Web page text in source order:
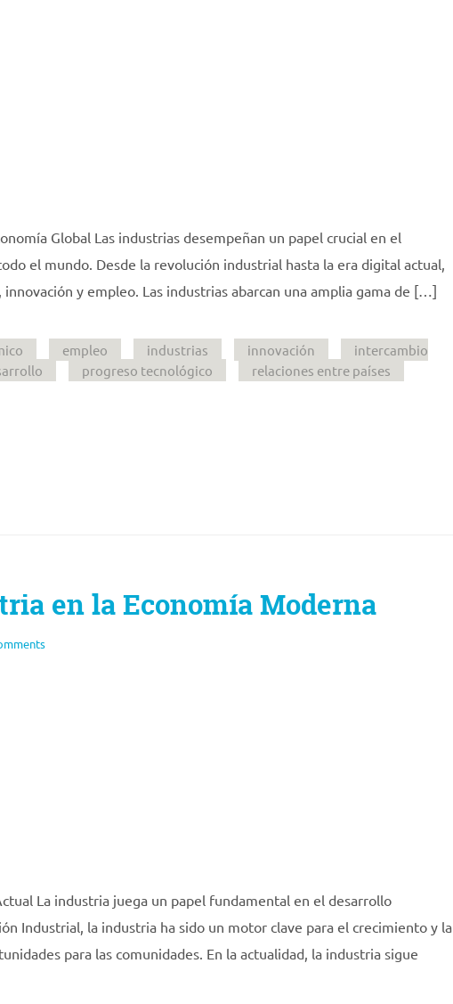
Global Las industrias desempeñan un papel crucial en el
el mundo. Desde la revolución industrial hasta la era digital actual,
y empleo. Las industrias abarcan una amplia gama de […]
empleo industrias innovación
intercambio
progreso tecnológico relaciones entre países
en la Economía Moderna
La industria juega un papel fundamental en el desarrollo
Industrial, la industria ha sido un motor clave para el crecimiento y la
para las comunidades. En la actualidad, la industria sigue